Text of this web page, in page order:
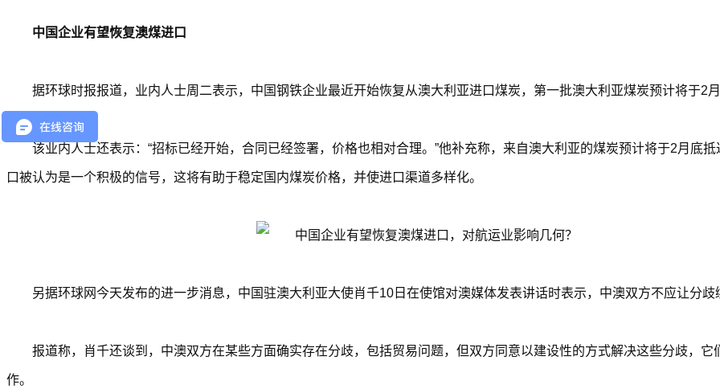
中国企业有望恢复澳煤进口
据环球时报报道，业内人士周二表示，中国钢铁企业最近开始恢复从澳大利亚进口煤炭，第一批澳大利亚煤炭预计将于2月
该业内人士还表示：“招标已经开始，合同已经签署，价格也相对合理。”他补充称，来自澳大利亚的煤炭预计将于2月底
口被认为是一个积极的信号，这将有助于稳定国内煤炭价格，并使进口渠道多样化。
另据环球网今天发布的进一步消息，中国驻澳大利亚大使肖千10日在使馆对澳媒体发表讲话时表示，中澳双方不应让分歧
报道称，肖千还谈到，中澳双方在某些方面确实存在分歧，包括贸易问题，但双方同意以建设性的方式解决这些分歧，
作。